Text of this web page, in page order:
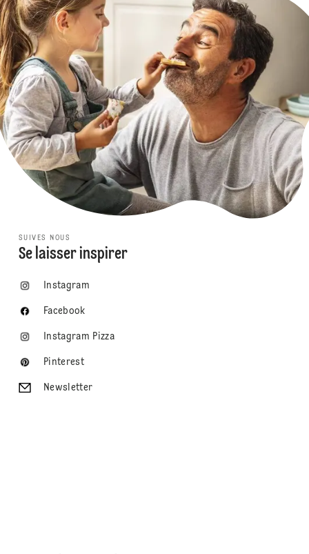
SUIVES NOUS
Se laisser inspirer
Instagram
Facebook
Instagram Pizza
Pinterest
Newsletter